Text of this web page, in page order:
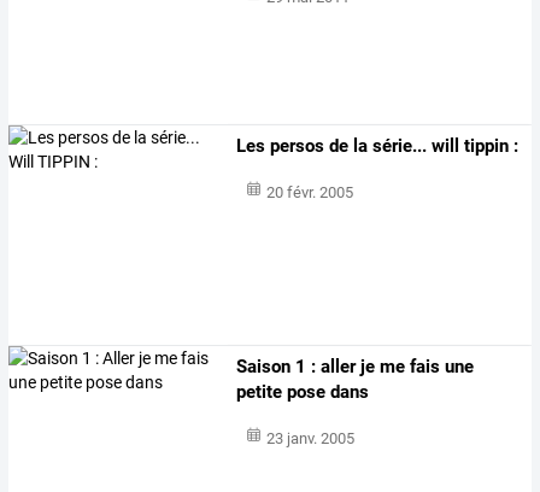
Les persos de la série... will tippin :
20 févr. 2005
Saison 1 : aller je me fais une
petite pose dans
23 janv. 2005